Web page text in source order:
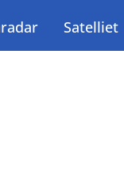
Satelliet